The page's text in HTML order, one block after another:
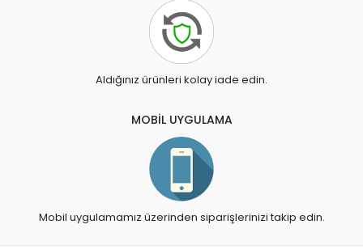
Aldığınız ürünleri kolay iade edin.
MOBİL UYGULAMA
Mobil uygulamamız üzerinden siparişlerinizi takip edin.